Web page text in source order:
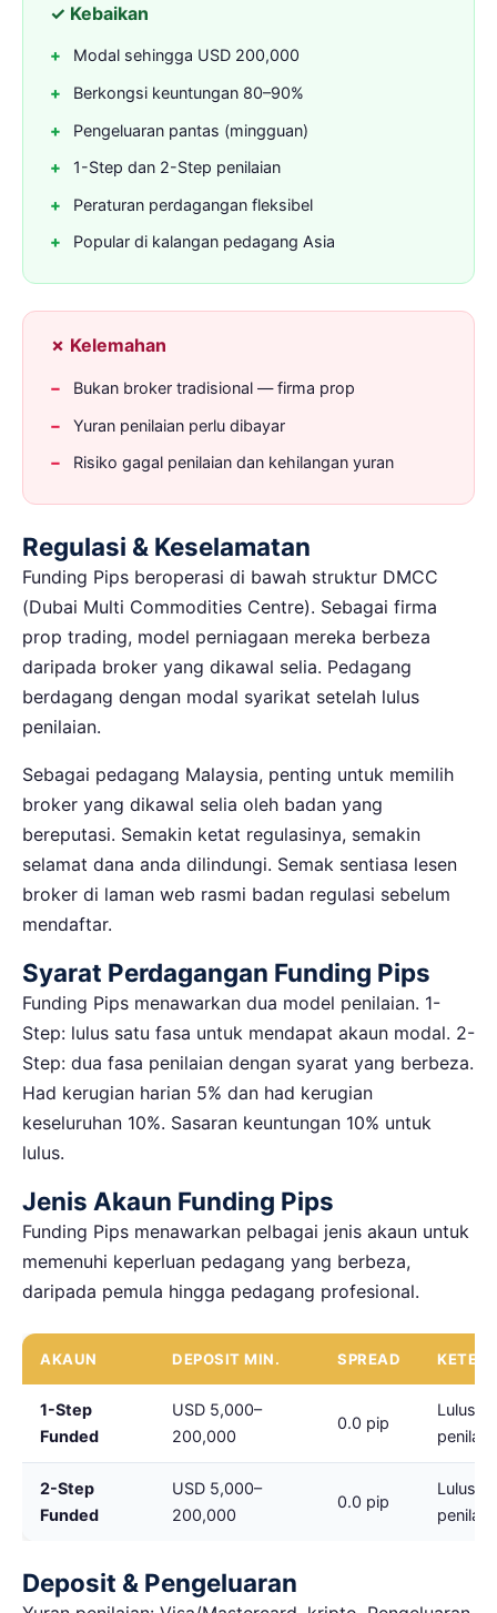
✓ Kebaikan
Modal sehingga USD 200,000
Berkongsi keuntungan 80–90%
Pengeluaran pantas (mingguan)
1-Step dan 2-Step penilaian
Peraturan perdagangan fleksibel
Popular di kalangan pedagang Asia
✗ Kelemahan
Bukan broker tradisional — firma prop
Yuran penilaian perlu dibayar
Risiko gagal penilaian dan kehilangan yuran
Regulasi & Keselamatan
Funding Pips beroperasi di bawah struktur DMCC
(Dubai Multi Commodities Centre). Sebagai firma
prop trading, model perniagaan mereka berbeza
daripada broker yang dikawal selia. Pedagang
berdagang dengan modal syarikat setelah lulus
penilaian.
Sebagai pedagang Malaysia, penting untuk memilih
broker yang dikawal selia oleh badan yang
bereputasi. Semakin ketat regulasinya, semakin
selamat dana anda dilindungi. Semak sentiasa lesen
broker di laman web rasmi badan regulasi sebelum
mendaftar.
Syarat Perdagangan Funding Pips
Funding Pips menawarkan dua model penilaian. 1-
Step: lulus satu fasa untuk mendapat akaun modal. 2-
Step: dua fasa penilaian dengan syarat yang berbeza.
Had kerugian harian 5% dan had kerugian
keseluruhan 10%. Sasaran keuntungan 10% untuk
lulus.
Jenis Akaun Funding Pips
Funding Pips menawarkan pelbagai jenis akaun untuk
memenuhi keperluan pedagang yang berbeza,
daripada pemula hingga pedagang profesional.
AKAUN DEPOSIT MIN. SPREAD
1-Step
Funded
USD 5,000–
200,000
0.0 pip
Lulus 1
2-Step
Funded
USD 5,000–
200,000
0.0 pip
Lulus 2
Deposit & Pengeluaran